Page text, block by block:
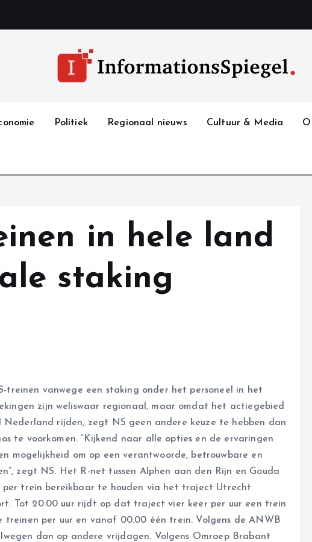
Politiek Regionaal nieuws Cultuur & Media
in hele land
staking
vanwege een staking onder het personeel in het
zijn weliswaar regionaal, maar omdat het actiegebied
Nederland rijden, zegt NS geen andere keuze te hebben dan
te voorkomen. “Kijkend naar alle opties en de ervaringen
mogelijkheid om op een verantwoorde, betrouwbare en
zegt NS. Het R-net tussen Alphen aan den Rijn en Gouda
per trein bereikbaar te houden via het traject Utrecht
Tot 20.00 uur rijdt op dat traject vier keer per uur een trein
per uur en vanaf 00.00 één trein. Volgens de ANWB
dan op andere vrijdagen. Volgens Omroep Brabant